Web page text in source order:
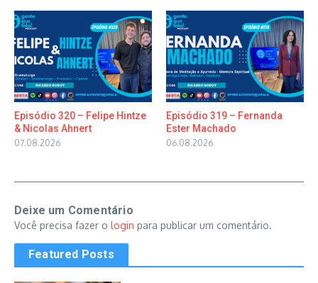
Episódio 320 – Felipe Hintze
& Nicolas Ahnert
07.08.2026
Episódio 319 – Fernanda
Ester Machado
06.08.2026
Deixe um Comentário
Você precisa fazer o login para publicar um comentário.
Featured Posts